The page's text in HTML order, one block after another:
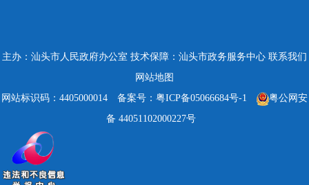
主办：汕头市人民政府办公室 技术保障：汕头市政务服务中心 联系我们
网站地图
网站标识码：4405000014
备案号：粤ICP备05066684号-1
粤公网安
备 44051102000227号